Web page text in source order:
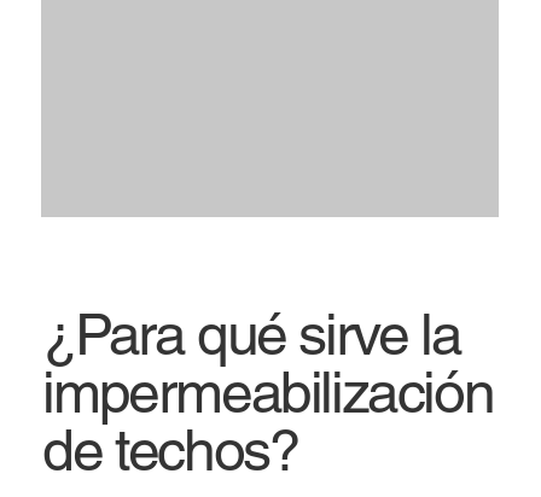
¿Para qué sirve la
impermeabilización
de techos?